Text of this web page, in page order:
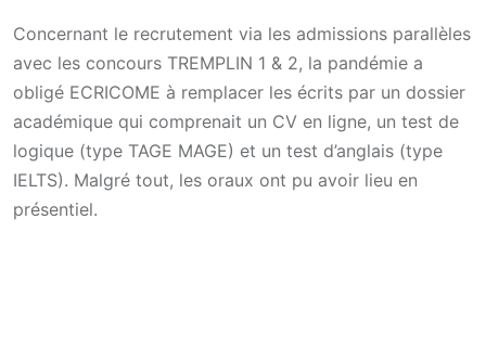
Concernant le recrutement via les admissions parallèles
avec les concours TREMPLIN 1 & 2, la pandémie a
obligé ECRICOME à remplacer les écrits par un dossier
académique qui comprenait un CV en ligne, un test de
logique (type TAGE MAGE) et un test d’anglais (type
IELTS). Malgré tout, les oraux ont pu avoir lieu en
présentiel.